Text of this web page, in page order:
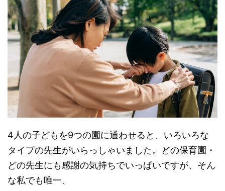
4人の子どもを9つの園に通わせると、いろいろな
タイプの先生がいらっしゃいました。どの保育園・
どの先生にも感謝の気持ちでいっぱいですが、そん
な私でも唯一、